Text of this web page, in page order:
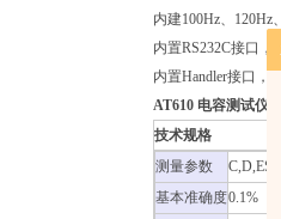
内建100Hz、
内置RS232C接口
内置Handler接口，
AT610 电容测试仪
技术规格
测量参数
基本准确度0.1%